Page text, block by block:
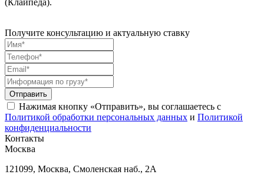
Получите консультацию и актуальную ставку
Отправить
Нажимая кнопку «Отправить», вы соглашаетесь с
Политикой обработки персональных данных и Политикой
конфиденциальности
Контакты
Москва
121099, Москва, Смоленская наб., 2А